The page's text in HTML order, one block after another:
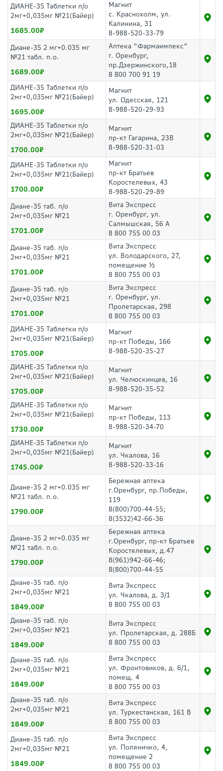
ДИАНЕ-35 Таблетки п/о
2мг+0,035мг №21(Байер)
1685.00
Магнит
с. Краснохолм, ул.
Калинина, 31
8-988-520-33-79
Диане-35 2 мг+0.035 мг
№21 табл. п.о.
1689.00
Аптека "Фармаимпекс"
г. Оренбург,
пр.Дзержинского,18
8 800 700 91 19
ДИАНЕ-35 Таблетки п/о
2мг+0,035мг №21(Байер)
1695.00
Магнит
ул. Одесская, 121
8-988-520-29-93
ДИАНЕ-35 Таблетки п/о
2мг+0,035мг №21(Байер)
1700.00
Магнит
пр-кт Гагарина, 23В
8-988-520-31-03
ДИАНЕ-35 Таблетки п/о
2мг+0,035мг №21(Байер)
1700.00
Магнит
пр-кт Братьев
Коростелевых, 43
8-988-520-29-89
Диане-35 таб. п/о
2мг+0,035мг №21
1701.00
Вита Экспресс
г. Оренбург, ул.
Салмышская, 56 А
8 800 755 00 03
Диане-35 таб. п/о
2мг+0,035мг №21
1701.00
Вита Экспресс
ул. Володарского, 27,
помещение ½
8 800 755 00 03
Диане-35 таб. п/о
2мг+0,035мг №21
1701.00
Вита Экспресс
г. Оренбург, ул.
Пролетарская, 298
8 800 755 00 03
ДИАНЕ-35 Таблетки п/о
2мг+0,035мг №21(Байер)
1705.00
Магнит
пр-кт Победы, 166
8-988-520-35-27
ДИАНЕ-35 Таблетки п/о
2мг+0,035мг №21(Байер)
1705.00
Магнит
ул. Челюскинцев, 16
8-988-520-35-52
ДИАНЕ-35 Таблетки п/о
2мг+0,035мг №21(Байер)
1730.00
Магнит
пр-кт Победы, 113
8-988-520-34-70
ДИАНЕ-35 Таблетки п/о
2мг+0,035мг №21(Байер)
1745.00
Магнит
ул. Чкалова, 16
8-988-520-33-16
Диане-35 2 мг+0.035 мг
№21 табл. п.о.
1790.00
Бережная аптека
г.Оренбург, пр.Победы,
119
8(800)700-44-55;
8(3532)42-66-36
Диане-35 2 мг+0.035 мг
№21 табл. п.о.
1790.00
Бережная аптека
г.Оренбург, пр-кт Братьев
Коростелевых, д.47
8(961)942-66-46;
8(800)700-44-55
Диане-35 таб. п/о
2мг+0,035мг №21
1849.00
Вита Экспресс
ул. Чкалова, д. 3/1
8 800 755 00 03
Диане-35 таб. п/о
2мг+0,035мг №21
1849.00
Вита Экспресс
ул. Пролетарская, д. 288Б
8 800 755 00 03
Диане-35 таб. п/о
2мг+0,035мг №21
1849.00
Вита Экспресс
ул. Фронтовиков, д. 6/1,
помещ. 4
8 800 755 00 03
Диане-35 таб. п/о
2мг+0,035мг №21
1849.00
Вита Экспресс
ул. Туркестанская, 161 В
8 800 755 00 03
Диане-35 таб. п/о
2мг+0,035мг №21
1849.00
Вита Экспресс
ул. Поляничко, 4,
помещение 2
8 800 755 00 03